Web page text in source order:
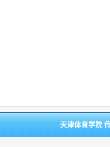
天津体育学院